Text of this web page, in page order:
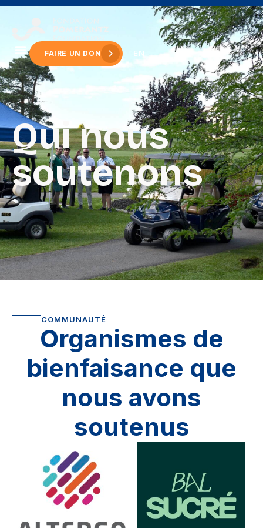
FAIRE UN DON EN
Qui nous
soutenons
COMMUNAUTÉ
Organismes de
bienfaisance que
nous avons
soutenus